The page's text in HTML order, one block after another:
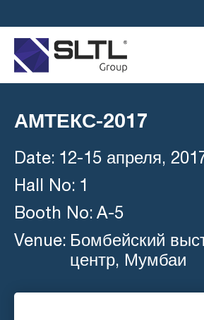
АМТЕКС-2017
Date: 12-15 апреля,
Hall No: 1
Booth No: A-5
Venue: Бомбейский
центр, Мумбаи